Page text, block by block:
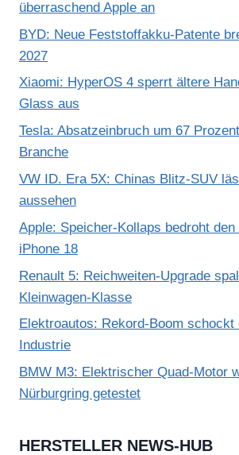
überraschend Apple an
BYD: Neue Feststoffakku-Patente
2027
Xiaomi: HyperOS 4 sperrt ältere
Glass aus
Tesla: Absatzeinbruch um 67
Branche
VW ID. Era 5X: Chinas Blitz-SUV
aussehen
Apple: Speicher-Kollaps bedroht den
iPhone 18
Renault 5: Reichweiten-Upgrade
Kleinwagen-Klasse
Elektroautos: Rekord-Boom schockt
Industrie
BMW M3: Elektrischer Quad-Motor
Nürburgring getestet
HERSTELLER NEWS-HUB